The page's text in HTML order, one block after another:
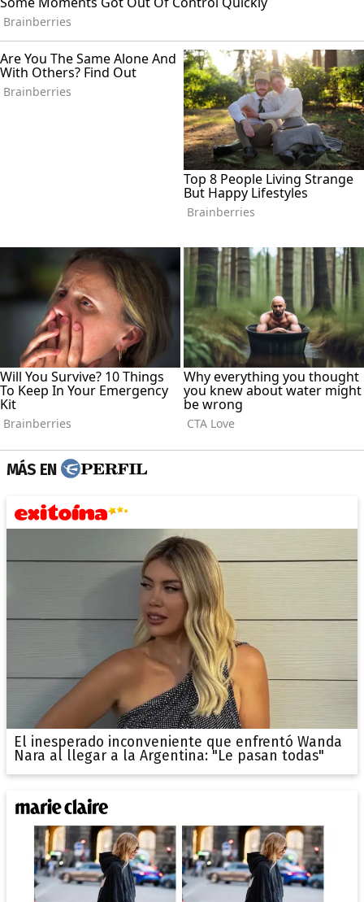
MÁS EN
El inesperado inconveniente que enfrentó Wanda
Nara al llegar a la Argentina: "Le pasan todas"